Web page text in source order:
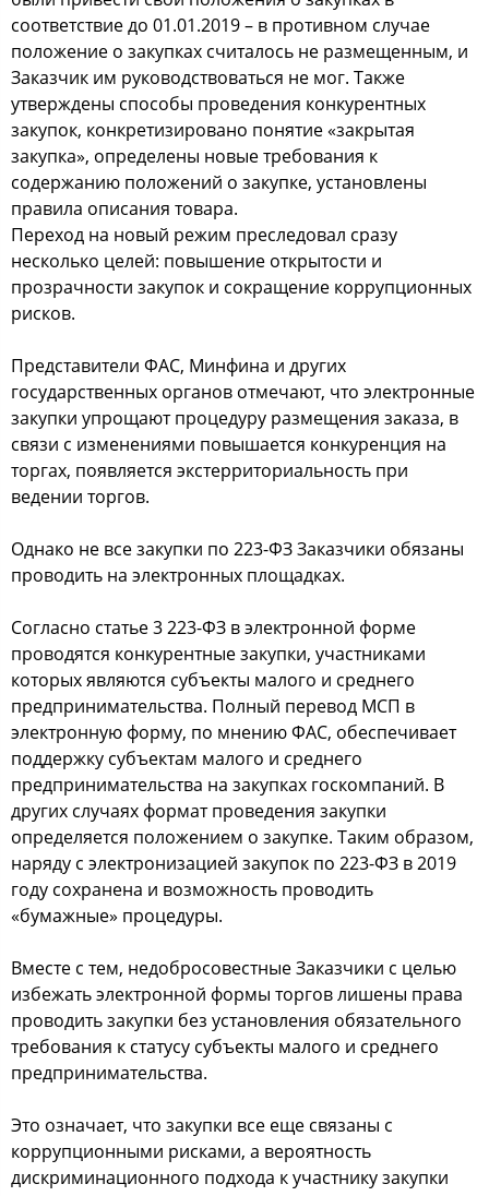
соответствие до 01.01.2019 – в противном случае
положение о закупках считалось не размещенным, и
Заказчик им руководствоваться не мог. Также
утверждены способы проведения конкурентных
закупок, конкретизировано понятие «закрытая
закупка», определены новые требования к
содержанию положений о закупке, установлены
правила описания товара.
Переход на новый режим преследовал сразу
несколько целей: повышение открытости и
прозрачности закупок и сокращение коррупционных
рисков.
Представители ФАС, Минфина и других
государственных органов отмечают, что электронные
закупки упрощают процедуру размещения заказа, в
связи с изменениями повышается конкуренция на
торгах, появляется экстерриториальность при
ведении торгов.
Однако не все закупки по 223-ФЗ Заказчики обязаны
проводить на электронных площадках.
Согласно статье 3 223-ФЗ в электронной форме
проводятся конкурентные закупки, участниками
которых являются субъекты малого и среднего
предпринимательства. Полный перевод МСП в
электронную форму, по мнению ФАС, обеспечивает
поддержку субъектам малого и среднего
предпринимательства на закупках госкомпаний. В
других случаях формат проведения закупки
определяется положением о закупке. Таким образом,
наряду с электронизацией закупок по 223-ФЗ в 2019
году сохранена и возможность проводить
«бумажные» процедуры.
Вместе с тем, недобросовестные Заказчики с целью
избежать электронной формы торгов лишены права
проводить закупки без установления обязательного
требования к статусу субъекты малого и среднего
предпринимательства.
Это означает, что закупки все еще связаны с
коррупционными рисками, а вероятность
дискриминационного подхода к участнику закупки